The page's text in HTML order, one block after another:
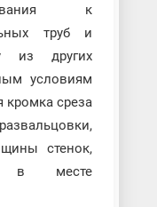
к
труб и
из других
условиям
кромка среза
стенок,
в месте